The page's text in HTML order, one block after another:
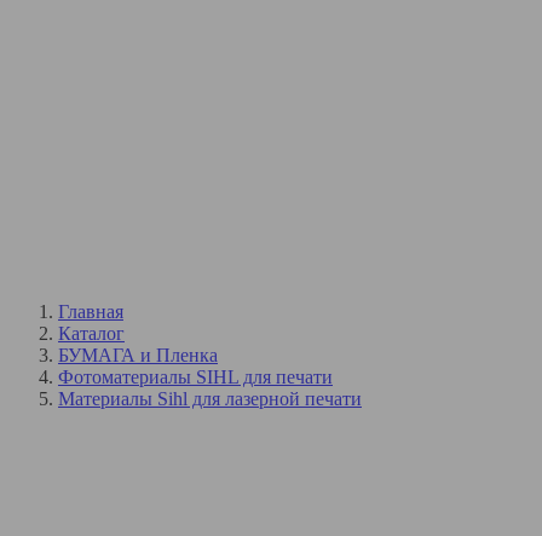
Главная
Каталог
БУМАГА и Пленка
Фотоматериалы SIHL для печати
Материалы Sihl для лазерной печати